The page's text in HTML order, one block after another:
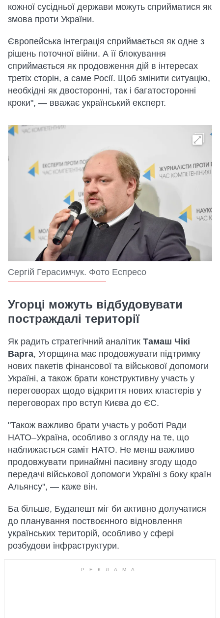
кожної сусідньої держави можуть сприйматися як
змова проти України.
Європейська інтеграція сприймається як одне з
рішень поточної війни. А її блокування
сприймається як продовження дій в інтересах
третіх сторін, а саме Росії. Щоб змінити ситуацію,
необхідні як двосторонні, так і багатосторонні
кроки", — вважає український експерт.
Сергій Герасимчук. Фото Еспресо
Угорці можуть відбудовувати
постраждалі території
Як радить стратегічний аналітик Тамаш Чікі
Варга, Угорщина має продовжувати підтримку
нових пакетів фінансової та військової допомоги
Україні, а також брати конструктивну участь у
переговорах щодо відкриття нових кластерів у
переговорах про вступ Києва до ЄС.
"Також важливо брати участь у роботі Ради
НАТО–Україна, особливо з огляду на те, що
наближається саміт НАТО. Не менш важливо
продовжувати принаймні пасивну згоду щодо
передачі військової допомоги Україні з боку країн
Альянсу", — каже він.
Ба більше, Будапешт міг би активно долучатися
до планування поствоєнного відновлення
українських територій, особливо у сфері
розбудови інфраструктури.